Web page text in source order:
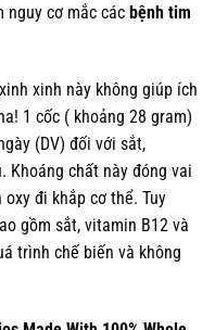
nguy cơ mắc các bệnh tim
xinh này không giúp ích
1 cốc ( khoảng 28 gram)
(DV) đối với sắt,
Khoáng chất này đóng vai
đi khắp cơ thể. Tuy
gồm sắt, vitamin B12 và
trình chế biến và không